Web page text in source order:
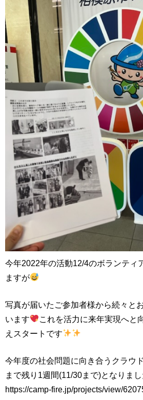
今年2022年の活動12/4のボランティ
ますが
写真が届いたご参加者様から続々と
います
これを活力に来年実現へと
えスタートです
今年度の社会問題に向き合うクラウ
まで残り1週間(11/30まで)となりまし
https://camp-fire.jp/projects/view/